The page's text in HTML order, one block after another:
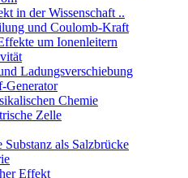
in der Wissenschaft ..
und Coulomb-Kraft
um Ionenleitern
Ladungsverschiebung
Generator
Chemie
Zelle
als Salzbrücke
Effekt